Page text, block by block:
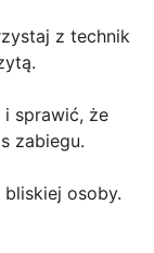
z technik
sprawić, że
zabiegu.
osoby.